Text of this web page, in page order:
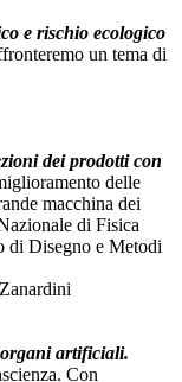
e rischio ecologico
un tema di
dei prodotti con
delle
macchina dei
di Fisica
di Disegno e Metodi
artificiali.
Con